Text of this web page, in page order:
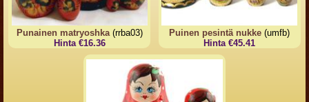
Punainen matryoshka(rrba03)
Hinta €16.36
Puinen pesintä nukke (umfb)
Hinta €45.41